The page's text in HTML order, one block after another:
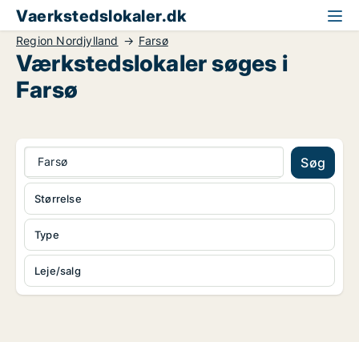
Vaerkstedslokaler.dk
Region Nordjylland Farsø
Værkstedslokaler søges i
Farsø
Farsø Søg
Type
Leje/salg
Størrelse